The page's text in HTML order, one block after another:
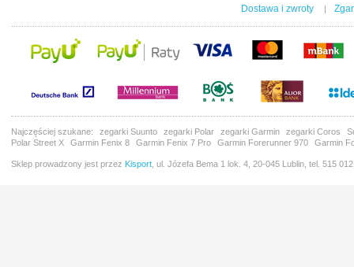
Dostawa i zwroty |
Najczęściej szukane: zegarki Suunto zegarki Polar zegarki Garmin zegarki Coros
Polar Street X
Garmin Fenix 8 Garmin Fenix 7 Pro Garmin Forerunner 970 Garmin
Sklep prowadzony jest przez Kisport , ul. Józefa Bema 1 lok. 4, 20-045 Lublin, tel. 515